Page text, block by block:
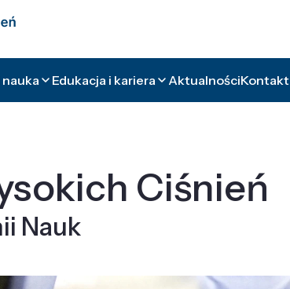
nauka Edukacja i kariera AktualnościKontakt
Ciśnień
Nauk